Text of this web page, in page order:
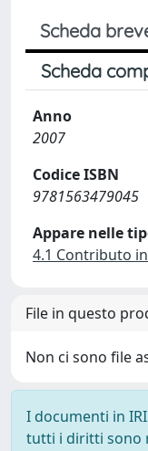
Scheda
Scheda
Anno
2007
Codice ISBN
9781563479045
Appare nelle
4.1 Contributo
File in questo
Non ci sono file
I documenti in
tutti i diritti sono